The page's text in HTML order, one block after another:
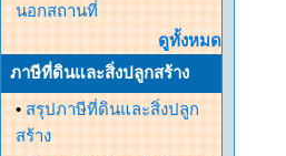
นอกสถานที่
ดูทั้งหมด
ภาษีที่ดินและสิ่งปลูกสร้าง
• สรุปภาษีที่ดินและสิ่งปลูก
สร้าง